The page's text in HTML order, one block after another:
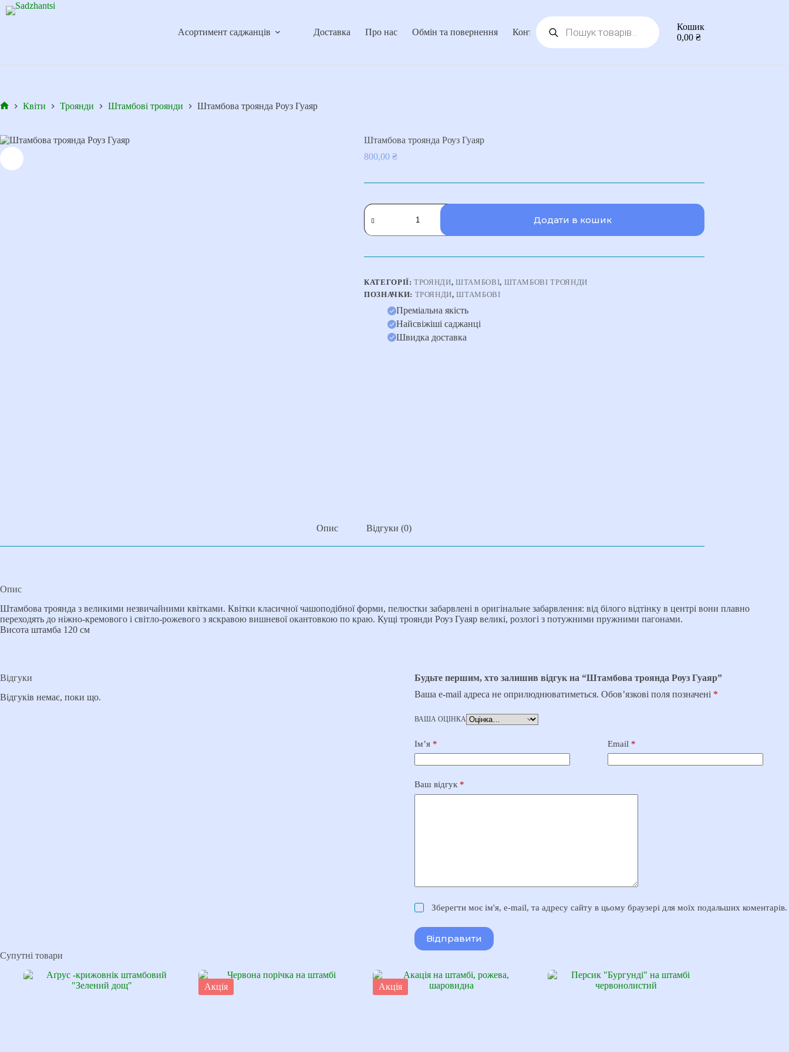
Перейти
до
Асортимент саджанців Доставка Про нас Обмін та повернення Контакти
Пошук
товарів
Кошик
0,00 ₴
Квіти Троянди Штамбові троянди Штамбова троянда Роуз Гуаяр
Штамбова троянда Роуз Гуаяр
800,00 ₴
Штамбова
троянда
Роуз
Гуаяр
Додати в кошик
КАТЕГОРІЇ:ТРОЯНДИ,ШТАМБОВІ, ШТАМБОВІ ТРОЯНДИ
ПОЗНАЧКИ: ТРОЯНДИ,ШТАМБОВІ
Преміальна якість
Найсвіжіші саджанці
Швидка доставка
Опис Відгуки (0)
Опис
Штамбова троянда з великими незвичайними квітками. Квітки класичної чашоподібної форми, пелюстки забарвлені в оригінальне забарвлення: від білого відтінку в центрі вони плавно
переходять до ніжно-кремового і світло-рожевого з яскравою вишневої окантовкою по краю. Кущі троянди Роуз Гуаяр великі, розлогі з потужними пружними пагонами.
Висота штамба 120 см
Відгуки
Відгуків немає, поки що.
Будьте першим, хто залишив відгук на “Штамбова троянда Роуз Гуаяр”
Ваша e-mail адреса не оприлюднюватиметься. Обов’язкові поля позначені *
ВАША ОЦІНКА
Ім’я* Email *
Ваш відгук *
Зберегти моє ім'я, e-mail, та адресу сайту в цьому браузері для моїх подальших коментарів.
Відправити
Супутні товари
Акція Акція